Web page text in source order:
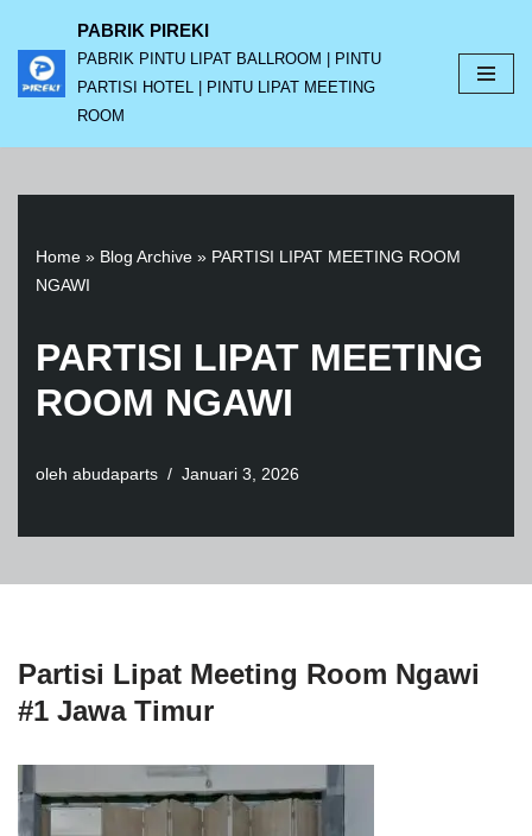
Lompat
ke
PABRIK PIREKI
PABRIK PINTU LIPAT BALLROOM | PINTU
PARTISI HOTEL | PINTU LIPAT MEETING
ROOM
Home » Blog Archive » PARTISI LIPAT MEETING ROOM
NGAWI
PARTISI LIPAT MEETING
ROOM NGAWI
oleh abudaparts Januari 3, 2026
Partisi Lipat Meeting Room Ngawi
#1 Jawa Timur